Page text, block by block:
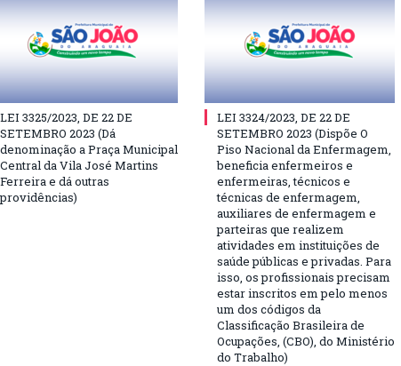
LEI 3325/2023, DE 22 DE
SETEMBRO 2023 (Dá
denominação a Praça Municipal
Central da Vila José Martins
Ferreira e dá outras
providências)
LEI 3324/2023, DE 22 DE
SETEMBRO 2023 (Dispõe O
Piso Nacional da Enfermagem,
beneficia enfermeiros e
enfermeiras, técnicos e
técnicas de enfermagem,
auxiliares de enfermagem e
parteiras que realizem
atividades em instituições de
saúde públicas e privadas. Para
isso, os profissionais precisam
estar inscritos em pelo menos
um dos códigos da
Classificação Brasileira de
Ocupações, (CBO), do Ministério
do Trabalho)